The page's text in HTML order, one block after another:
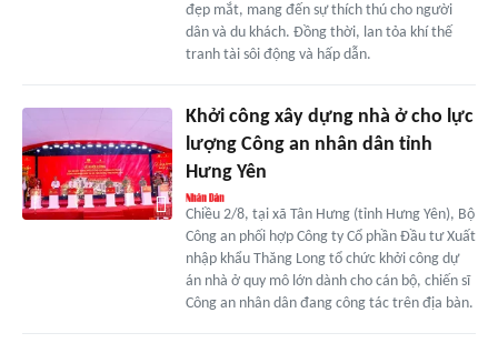
đẹp mắt, mang đến sự thích thú cho người
dân và du khách. Đồng thời, lan tỏa khí thế
tranh tài sôi động và hấp dẫn.
Khởi công xây dựng nhà ở cho lực
lượng Công an nhân dân tỉnh
Hưng Yên
Chiều 2/8, tại xã Tân Hưng (tỉnh Hưng Yên), Bộ
Công an phối hợp Công ty Cổ phần Đầu tư Xuất
nhập khẩu Thăng Long tổ chức khởi công dự
án nhà ở quy mô lớn dành cho cán bộ, chiến sĩ
Công an nhân dân đang công tác trên địa bàn.